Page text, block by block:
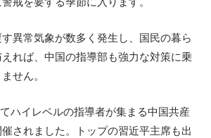
異常気象が数多く発生し、国民の暮ら
れば、中国の指導部も強力な対策に乗
せん。
ハイレベルの指導者が集まる中国共産
されました。トップの習近平主席も出